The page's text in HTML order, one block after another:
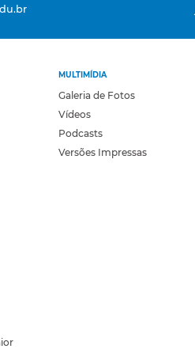
MULTIMÍDIA
Galeria de Fotos
Vídeos
Podcasts
Versões Impressas